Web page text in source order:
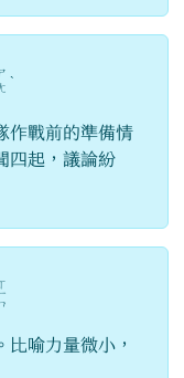
ㄕ
ˋ
作戰前的準備情
四起，議論紛
比喻力量微小，